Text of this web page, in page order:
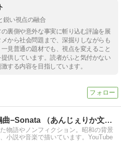
鋭い視点の融合
裏側や意外な事実に斬り込む評論を展
から社会問題まで、深掘りしながらも
見普通の題材でも、視点を変えること
供しています。読者がふと気付かない
する内容を目指しています。
私の昭和奏鳴曲−Sonata （あんじぇりか文庫）
物語やノンフィクション。昭和の背景
小説や音楽で描いています。YouTube